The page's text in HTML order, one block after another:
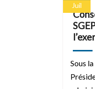
Juil
Sous